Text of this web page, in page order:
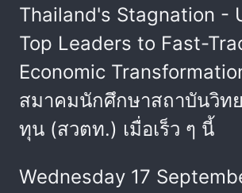
Thailand's Stagnation -
Top Leaders to Fast-
Economic
สมาคมนักศึกษาสถาบันวิท
ทุน (สวตท.) เมื่อเร็ว ๆ นี้
Wednesday 17